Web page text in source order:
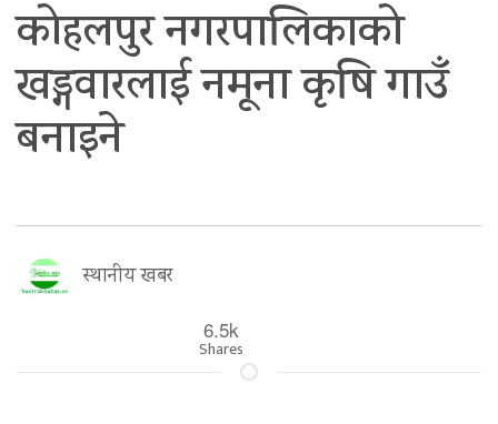
कोहलपुर नगरपालिकाको
खड्गवारलाई नमूना कृषि गाउँ
बनाइने
स्थानीय खबर
6.5k
Shares